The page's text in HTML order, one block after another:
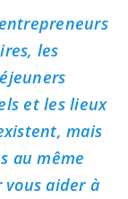
les
et les lieux
mais
au même
vous aider à